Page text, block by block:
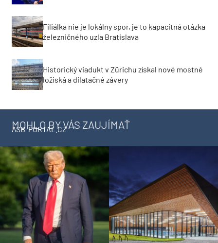
Filiálka nie je lokálny spor, je to kapacitná otázka
železničného uzla Bratislava
Historický viadukt v Zürichu získal nové mostné
ložiská a dilatačné závery
MOHLO BY VÁS ZAUJÍMAŤ
ASB-PORTAL.CZ